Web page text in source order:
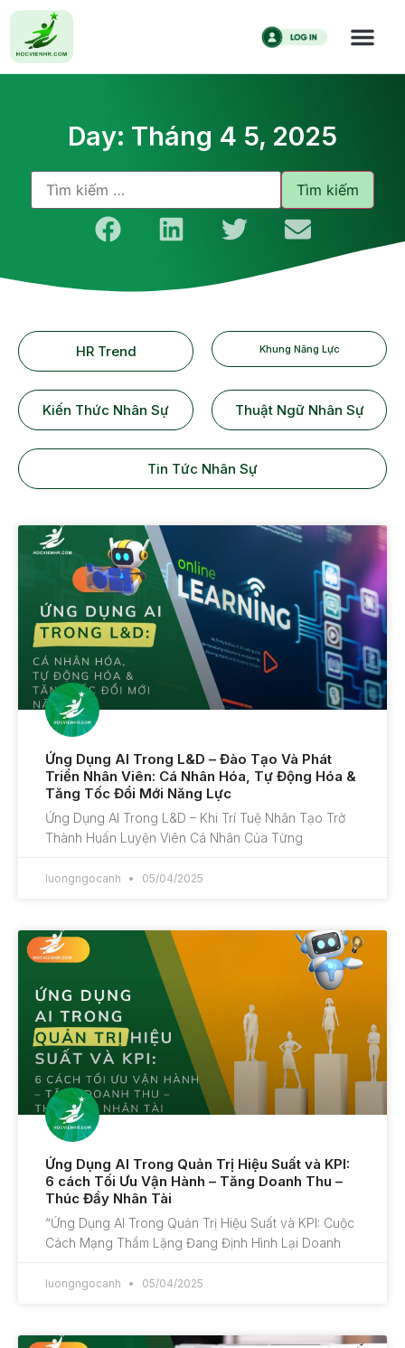
Day: Tháng 4 5, 2025
HR Trend Khung Năng Lực
Kiến Thức Nhân Sự Thuật Ngữ Nhân Sự
Tin Tức Nhân Sự
Ứng Dụng AI Trong L&D – Đào Tạo Và Phát
Triển Nhân Viên: Cá Nhân Hóa, Tự Động Hóa &
Tăng Tốc Đổi Mới Năng Lực
Ứng Dụng AI Trong L&D – Khi Trí Tuệ Nhân Tạo Trở
Thành Huấn Luyện Viên Cá Nhân Của Từng
luongngocanh 05/04/2025
Ứng Dụng AI Trong Quản Trị Hiệu Suất và KPI:
6 cách Tối Ưu Vận Hành – Tăng Doanh Thu –
Thúc Đẩy Nhân Tài
“Ứng Dụng AI Trong Quản Trị Hiệu Suất và KPI: Cuộc
Cách Mạng Thầm Lặng Đang Định Hình Lại Doanh
luongngocanh 05/04/2025